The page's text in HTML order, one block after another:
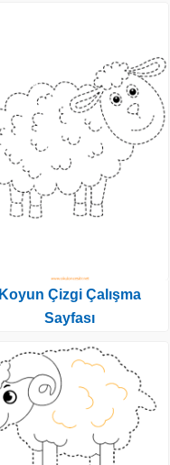
Koyun Çizgi Çalışma
Sayfası